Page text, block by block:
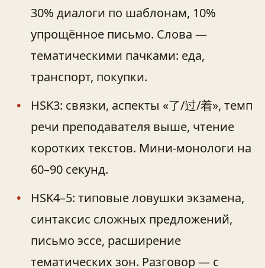
30% диалоги по шаблонам, 10%
упрощённое письмо. Слова —
тематическими пачками: еда,
транспорт, покупки.
HSK3: связки, аспекты «了/过/着», темп
речи преподавателя выше, чтение
коротких текстов. Мини‑монологи на
60–90 секунд.
HSK4–5: типовые ловушки экзамена,
синтаксис сложных предложений,
письмо эссе, расширение
тематических зон. Разговор — с